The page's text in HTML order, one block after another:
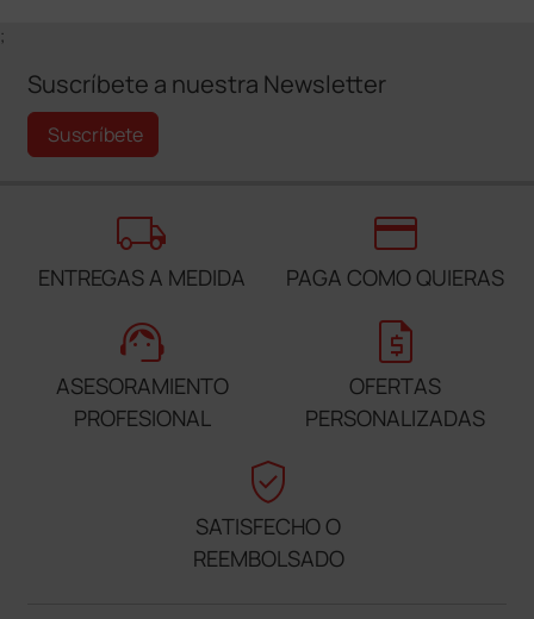
;
Suscríbete a nuestra Newsletter
Suscríbete
local_shipping
ENTREGAS A MEDIDA
credit_card
PAGA COMO QUIERAS
support_agent
ASESORAMIENTO
PROFESIONAL
request_quote
OFERTAS
PERSONALIZADAS
verified_user
SATISFECHO O
REEMBOLSADO